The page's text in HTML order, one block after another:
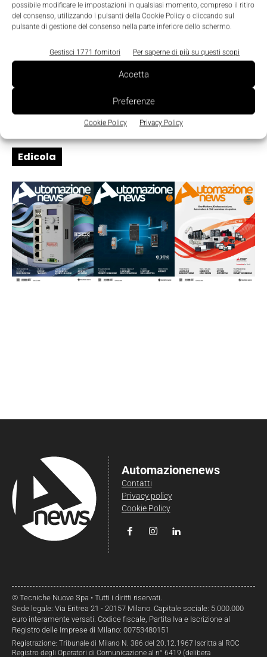
possibile modificare le impostazioni in qualsiasi momento, compreso il ritiro
del consenso, utilizzando i pulsanti della Cookie Policy o cliccando sul
pulsante di gestione del consenso nella parte inferiore dello schermo.
Gestisci 1771 fornitori Per saperne di più su questi scopi
Accetta
Preferenze
Cookie Policy Privacy Policy
Edicola
Automazionenews
Contatti
Privacy policy
Cookie Policy
© Tecniche Nuove Spa • Tutti i diritti riservati.
Sede legale: Via Eritrea 21 - 20157 Milano. Capitale sociale: 5.000.000
euro interamente versati. Codice fiscale, Partita Iva e Iscrizione al
Registro delle Imprese di Milano: 00753480151
Registrazione: Tribunale di Milano N. 386 del 20.12.1967 Iscritta al ROC
Registro degli Operatori di Comunicazione al n° 6419 (delibera